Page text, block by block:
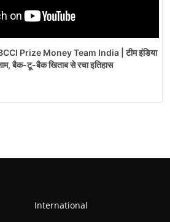
Prize Money Team India | टीम इंडिया
बैक-टू-बैक खिताब से रचा इतिहास
International